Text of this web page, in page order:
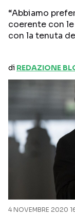
“Abbiamo
coerente con
con la tenuta
di REDAZIONE
4 NOVEMBRE 2020